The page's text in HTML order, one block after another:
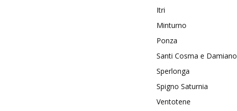
Itri
Minturno
Ponza
Santi Cosma e Damiano
Sperlonga
Spigno Saturnia
Ventotene